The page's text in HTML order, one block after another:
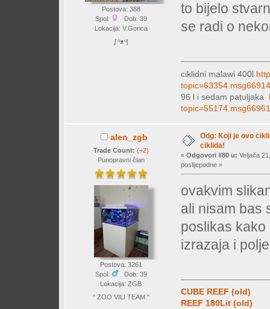
Postova: 388
Spol:
Dob: 39
Lokacija: V.Gorica
ᶘ ᵒᴥᵒᶅ
to bijelo
se radi o
ciklidni malawi 400l
96 l i sedam patuljaka
alen_zgb
Trade Count: (+2)
Punopravni član
Postova: 3261
Spol:
Dob: 39
Lokacija: ZGB
" ZOO VILI TEAM "
Odg: Koji je ovo
ciklida!
« Odgovori #80 u: Veljača
poslijepodne »
ovakvim
ali nisam bas
poslikas kako
izrazaja i
CUBE REEF (old)
REEF 180Lit (old)